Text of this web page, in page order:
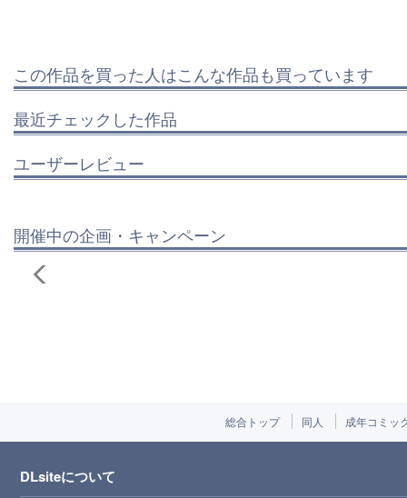
この作品を買った人はこんな作品も買っています
最近チェックした作品
ユーザーレビュー
開催中の企画・キャンペーン
総合トップ 同人 成年コミッ
DLsiteについて